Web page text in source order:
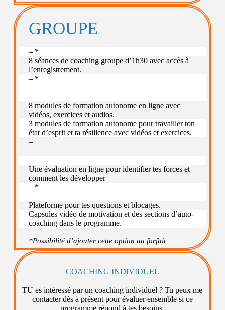
GROUPE
– *
8 séances de coaching groupe d’1h30 avec accès à
l’enregistrement.
– *
8 modules de formation autonome en ligne avec
vidéos, exercices et audios.
3 modules de formation autonome pour travailler ton
état d’esprit et ta résilience avec vidéos et exercices.
–
–
Une évaluation en ligne pour identifier tes forces et
comment les développer
– *
Plateforme pour tes questions et blocages.
Capsules vidéo de motivation et des sections d’auto-
coaching dans le programme.
–
*Possibilité d’ajouter cette option au forfait
COACHING INDIVIDUEL
TU es intéressé par un coaching individuel ? Tu peux me
contacter dès à présent pour évaluer ensemble si ce
programme répond à tes besoins.